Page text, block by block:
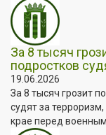
За 8 тысяч
подростков
19.06.2026
За 8 тысяч грозит
судят за
крае перед военным